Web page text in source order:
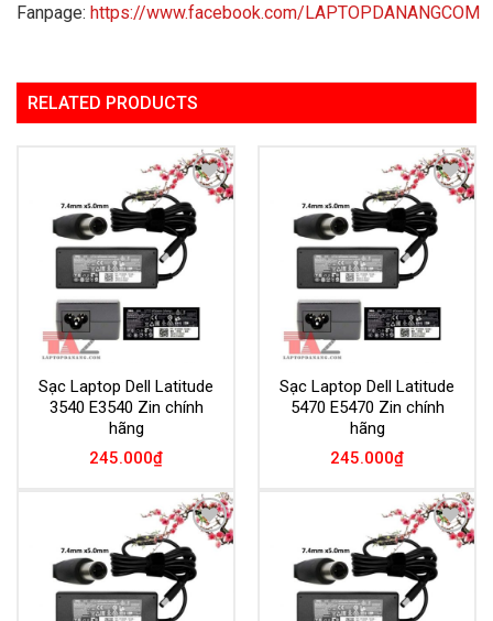
Fanpage: https://www.facebook.com/LAPTOPDANANGCOM
RELATED PRODUCTS
Add to
Wishlist
Sạc Laptop Dell Latitude
3540 E3540 Zin chính
hãng
245.000₫
Add to
Wishlist
Sạc Laptop Dell Latitude
5470 E5470 Zin chính
hãng
245.000₫
Add to
Wishlist
Add to
Wishlist